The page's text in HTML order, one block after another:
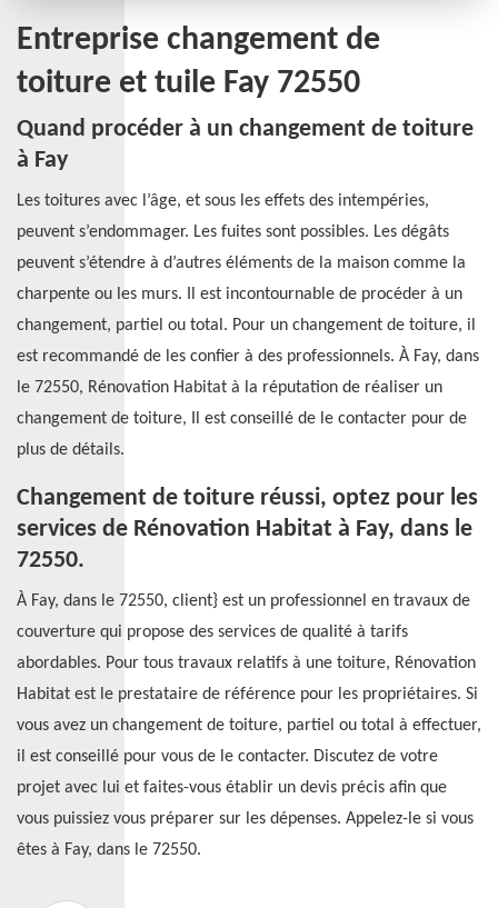
Entreprise changement de
toiture et tuile Fay 72550
Quand procéder à un changement de toiture
à Fay
Les toitures avec l’âge, et sous les effets des intempéries,
peuvent s’endommager. Les fuites sont possibles. Les dégâts
peuvent s’étendre à d’autres éléments de la maison comme la
charpente ou les murs. Il est incontournable de procéder à un
changement, partiel ou total. Pour un changement de toiture, il
est recommandé de les confier à des professionnels. À Fay, dans
le 72550, Rénovation Habitat à la réputation de réaliser un
changement de toiture, Il est conseillé de le contacter pour de
plus de détails.
Changement de toiture réussi, optez pour les
services de Rénovation Habitat à Fay, dans le
72550.
À Fay, dans le 72550, client} est un professionnel en travaux de
couverture qui propose des services de qualité à tarifs
abordables. Pour tous travaux relatifs à une toiture, Rénovation
Habitat est le prestataire de référence pour les propriétaires. Si
vous avez un changement de toiture, partiel ou total à effectuer,
il est conseillé pour vous de le contacter. Discutez de votre
projet avec lui et faites-vous établir un devis précis afin que
vous puissiez vous préparer sur les dépenses. Appelez-le si vous
êtes à Fay, dans le 72550.